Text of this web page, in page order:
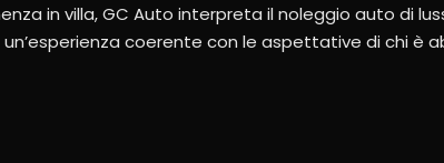
in villa, GC Auto interpreta il noleggio auto di
coerente con le aspettative di chi